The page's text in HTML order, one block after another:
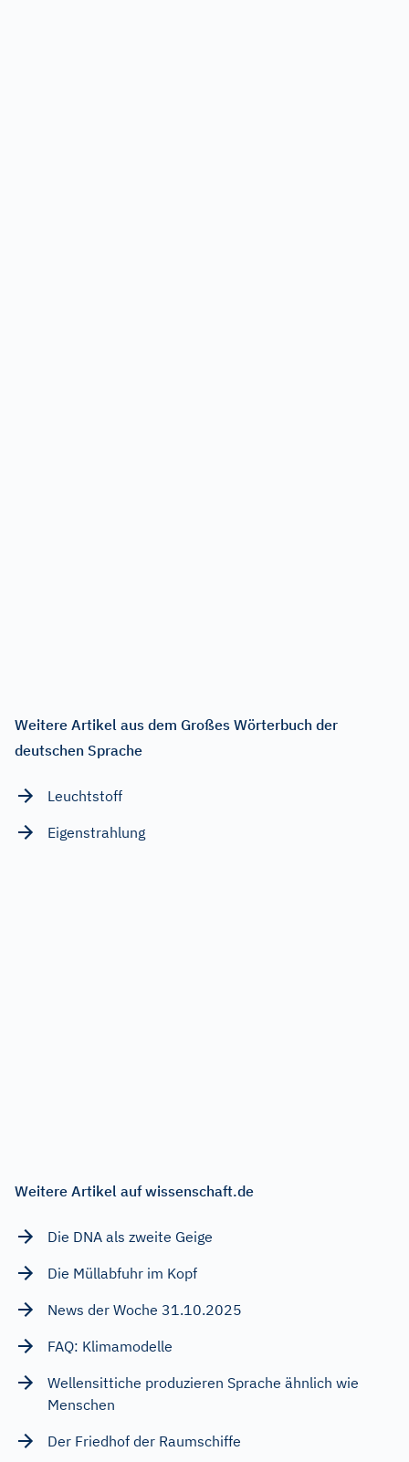
Weitere Artikel aus dem Großes Wörterbuch der
deutschen Sprache
Leuchtstoff
Eigenstrahlung
Weitere Artikel auf wissenschaft.de
Die DNA als zweite Geige
Die Müllabfuhr im Kopf
News der Woche 31.10.2025
FAQ: Klimamodelle
Wellensittiche produzieren Sprache ähnlich wie
Menschen
Der Friedhof der Raumschiffe